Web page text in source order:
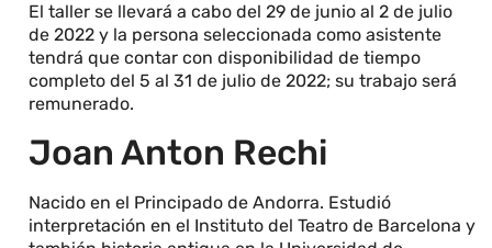
El taller se llevará a cabo del 29 de junio al 2 de julio
de 2022 y la persona seleccionada como asistente
tendrá que contar con disponibilidad de tiempo
completo del 5 al 31 de julio de 2022; su trabajo será
remunerado.
Joan Anton Rechi
Nacido en el Principado de Andorra. Estudió
interpretación en el Instituto del Teatro de Barcelona y